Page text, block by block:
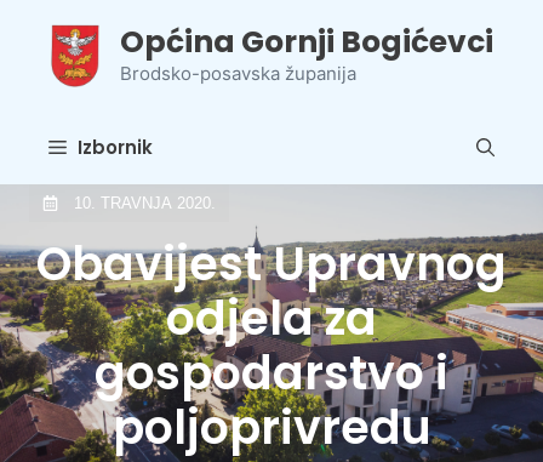
sadržaj
Općina Gornji Bogićevci
Brodsko-posavska županija
Izbornik
10. TRAVNJA 2020.
Obavijest Upravnog
odjela za
gospodarstvo i
poljoprivredu